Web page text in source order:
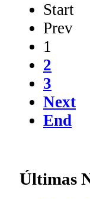
Start
Prev
1
2
3
Next
End
Últimas